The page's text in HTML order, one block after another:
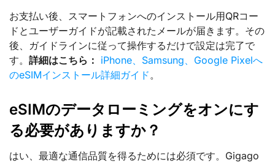
お支払い後、スマートフォンへのインストール用QRコー
ドとユーザーガイドが記載されたメールが届きます。その
後、ガイドラインに従って操作するだけで設定は完了で
す。 詳細はこちら： iPhone、Samsung、Google Pixelへ
のeSIMインストール詳細ガイド 。
eSIMのデータローミングをオンにす
る必要がありますか？
はい、最適な通信品質を得るためには必須です。Gigago